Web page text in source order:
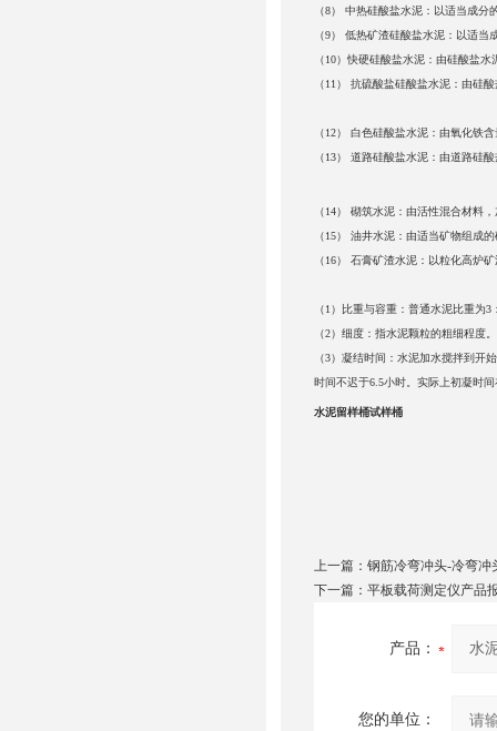
（8） 中热硅酸盐水泥：以适当成
（9） 低热矿渣硅酸盐水泥：以适
（10）快硬硅酸盐水泥：由硅酸盐
（11） 抗硫酸盐硅酸盐水泥：由硅
（12） 白色硅酸盐水泥：由氧化铁
（13） 道路硅酸盐水泥：由道路硅
（14） 砌筑水泥：由活性混合材料
（15） 油井水泥：由适当矿物组成
（16） 石膏矿渣水泥：以粒化高炉
（1）比重与容重：普通水泥比重为
（2）细度：指水泥颗粒的粗细程度
（3）凝结时间：水泥加水搅拌到开
时间不迟于6.5小时。实际上初凝时
水泥留样桶试样桶
上一篇： 钢筋冷弯冲头-冷弯冲
下一篇： 平板载荷测定仪产品
产品：
您的单位：